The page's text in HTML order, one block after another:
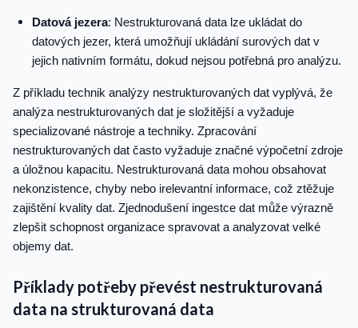
Datová jezera: Nestrukturovaná data lze ukládat do
datových jezer, která umožňují ukládání surových dat v
jejich nativním formátu, dokud nejsou potřebná pro analýzu.
Z příkladu technik analýzy nestrukturovaných dat vyplývá, že
analýza nestrukturovaných dat je složitější a vyžaduje
specializované nástroje a techniky. Zpracování
nestrukturovaných dat často vyžaduje značné výpočetní zdroje
a úložnou kapacitu. Nestrukturovaná data mohou obsahovat
nekonzistence, chyby nebo irelevantní informace, což ztěžuje
zajištění kvality dat. Zjednodušení ingestce dat může výrazně
zlepšit schopnost organizace spravovat a analyzovat velké
objemy dat.
Příklady potřeby převést nestrukturovaná
data na strukturovaná data